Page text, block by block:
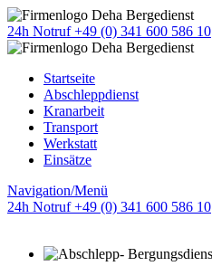
24h Notruf +49 (0) 341 600 586 10
Startseite
Abschleppdienst
Kranarbeit
Transport
Werkstatt
Einsätze
Navigation/Menü
24h Notruf +49 (0) 341 600 586 10